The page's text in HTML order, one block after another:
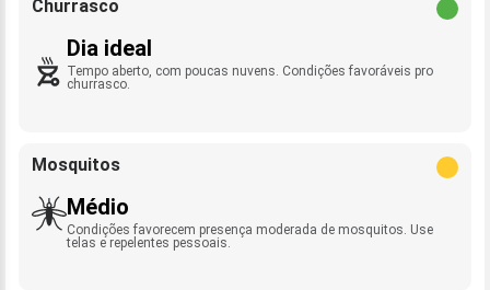
Churrasco
Dia ideal
Tempo aberto, com poucas nuvens. Condições favoráveis pro
churrasco.
Mosquitos
Médio
Condições favorecem presença moderada de mosquitos. Use
telas e repelentes pessoais.